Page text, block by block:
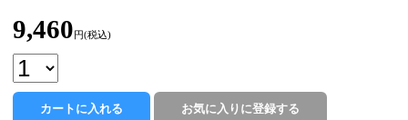
9,460 円(税込)